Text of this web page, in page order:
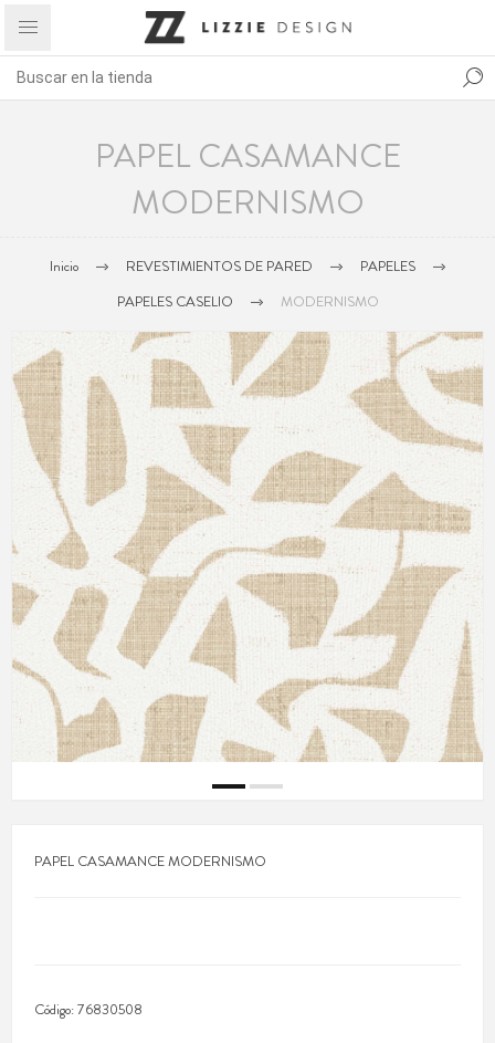
PAPEL CASAMANCE
MODERNISMO
Inicio REVESTIMIENTOS DE PARED
PAPELES
PAPELES CASELIO
MODERNISMO
PAPEL CASAMANCE MODERNISMO
Código:76830508